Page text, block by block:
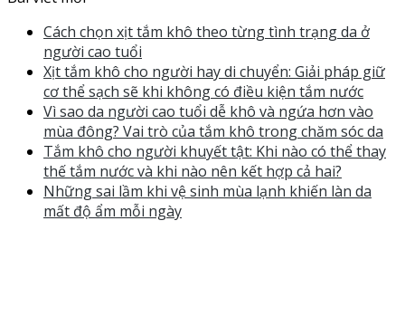
Cách chọn xịt tắm khô theo từng tình trạng da ở
người cao tuổi
Xịt tắm khô cho người hay di chuyển: Giải pháp giữ
cơ thể sạch sẽ khi không có điều kiện tắm nước
Vì sao da người cao tuổi dễ khô và ngứa hơn vào
mùa đông? Vai trò của tắm khô trong chăm sóc da
Tắm khô cho người khuyết tật: Khi nào có thể thay
thế tắm nước và khi nào nên kết hợp cả hai?
Những sai lầm khi vệ sinh mùa lạnh khiến làn da
mất độ ẩm mỗi ngày